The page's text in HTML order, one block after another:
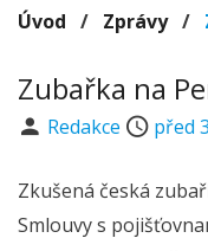
Úvod / Zprávy/
Zubařka na
Redakce před
Zkušená česká
Smlouvy s